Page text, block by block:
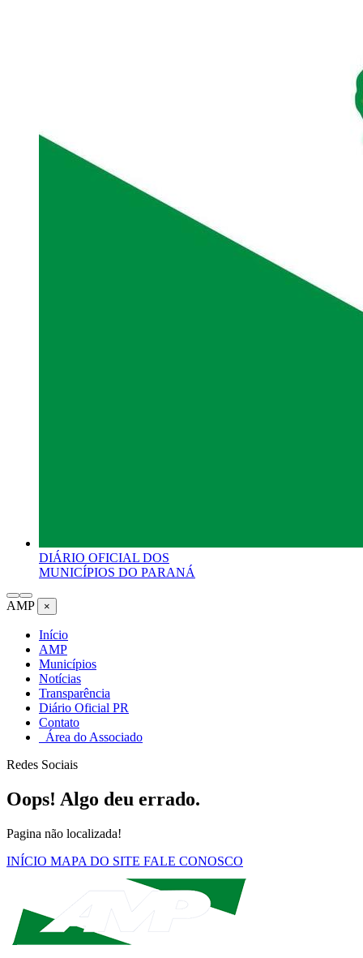
DIÁRIO OFICIAL DOS
MUNICÍPIOS DO PARANÁ
AMP ×
Início
AMP
Municípios
Notícias
Transparência
Diário Oficial PR
Contato
Área do Associado
Redes Sociais
Oops! Algo deu errado.
Pagina não localizada!
INÍCIO MAPA DO SITE FALE CONOSCO